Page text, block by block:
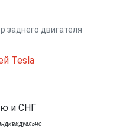
заднего двигателя
Tesla
и СНГ